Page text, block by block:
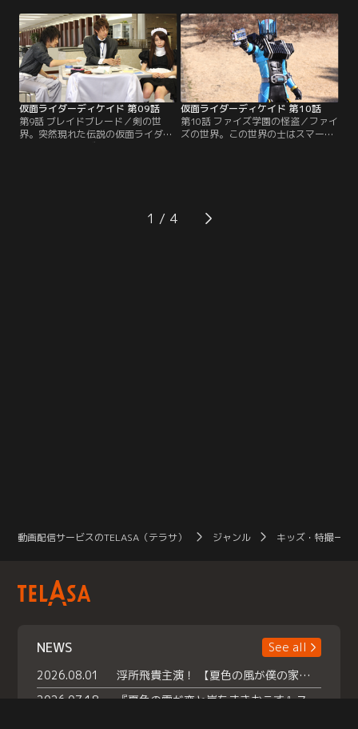
ールドにオーディンの姿を見つけ、
単身でライダーバトルを挑んでい
た。かろうじて勝利したレンの手に
握られていたものは、過去に戻るこ
とができるというタイムベントのカ
ードだった。
剣＝カズマ（鈴木拡樹）は最高ラン
クのエース社員だったが、会社の規
則を破り人命を救ったために降格さ
せられてしまう。社長にブレイバッ
クルの返還を迫られるカズマだった
が…。
仮面ライダーディケイド 第09話
第9話 ブレイドブレード／剣の世
界。突然現れた伝説の仮面ライダ
ー、カリスにカズマはブレイバック
大切さに気付く。そこにサクヤ（成
松慶彦）とムツキ（川原一馬）が突
仮面ライダーディケイド 第10話
第10話 ファイズ学園の怪盗／ファイ
ズの世界。この世界の士はスマート
の過去を知る海東大樹（戸谷公人）
が現れ、仮面ライダーディエンドに
1
動画配信サービスのTELASA（テラサ） ジャンル キッズ・特撮一覧
NEWS
See all
2026.08.01
浮所飛貴主演！ 【夏色の風が僕の家にやってきた】 本日よりテラサで独占配信スタート！
2026.07.18
『夏色の雲が恋と嵐をまきおこす』スペシャルメイキング 【Part1】2026年７月18日（土）23時30分～配信スタート！話題のシーンの裏側を大公開！豪華キャスト大集合！ 『武宮家 真夏の家族会議』開催！